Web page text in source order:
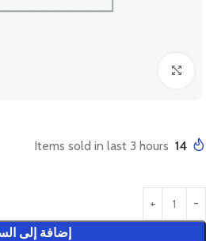
14
Items sold in last 3 hours
إضافة إلى